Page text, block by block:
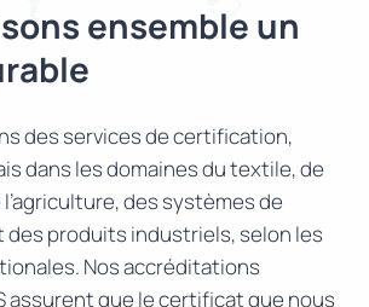
ensemble un
des services de certification,
dans les domaines du textile, de
l’agriculture, des systèmes de
des produits industriels, selon les
Nos accréditations
assurent que le certificat que nous